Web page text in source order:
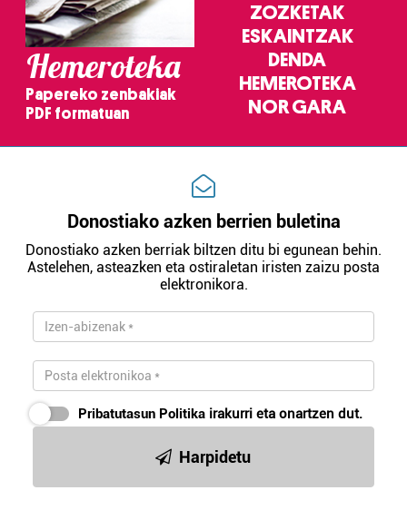
Hemeroteka
Papereko zenbakiak
PDF formatuan
ZOZKETAK
ESKAINTZAK
DENDA
HEMEROTEKA
NOR GARA
Donostiako azken berrien buletina
Donostiako azken berriak biltzen ditu bi egunean behin.
Astelehen, asteazken eta ostiraletan iristen zaizu posta
elektronikora.
Pribatutasun Politika irakurri eta onartzen dut.
Harpidetu